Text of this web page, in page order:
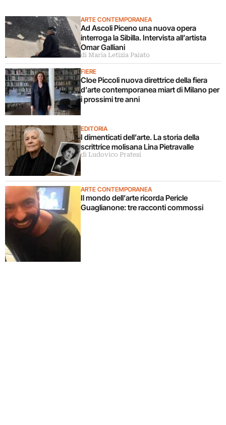
ARTE CONTEMPORANEA
Ad Ascoli Piceno una nuova opera
interroga la Sibilla. Intervista all’artista
Omar Galliani
di Maria Letizia Paiato
FIERE
Cloe Piccoli nuova direttrice della fiera
d’arte contemporanea miart di Milano per
i prossimi tre anni
EDITORIA
I dimenticati dell’arte. La storia della
scrittrice molisana Lina Pietravalle
di Ludovico Pratesi
ARTE CONTEMPORANEA
Il mondo dell’arte ricorda Pericle
Guaglianone: tre racconti commossi